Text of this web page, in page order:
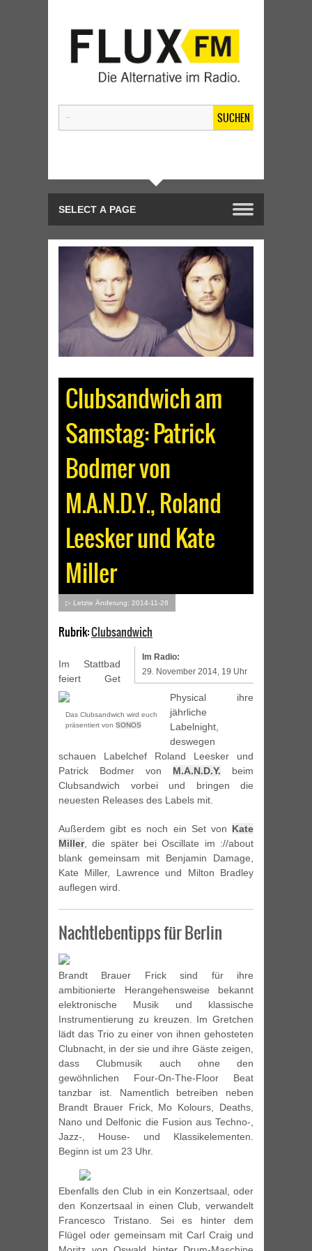
SUCHEN
Clubsandwich am
Samstag: Patrick
Bodmer von
M.A.N.D.Y., Roland
Leesker und Kate
Miller
▷ Letzte Änderung: 2014-11-28
Rubrik:Clubsandwich
Im Radio:
29. November 2014, 19 Uhr
Das Clubsandwich wird euch
präsentiert von SONOS
Im Stattbad
feiert Get
Physical ihre
jährliche
Labelnight,
deswegen
schauen Labelchef Roland Leesker und
Patrick Bodmer von M.A.N.D.Y. beim
Clubsandwich vorbei und bringen die
neuesten Releases des Labels mit.
Außerdem gibt es noch ein Set von Kate
Miller, die später bei Oscillate im ://about
blank gemeinsam mit Benjamin Damage,
Kate Miller, Lawrence und Milton Bradley
auflegen wird.
Nachtlebentipps für Berlin
Brandt Brauer Frick sind für ihre
ambitionierte Herangehensweise bekannt
elektronische Musik und klassische
Instrumentierung zu kreuzen. Im Gretchen
lädt das Trio zu einer von ihnen gehosteten
Clubnacht, in der sie und ihre Gäste zeigen,
dass Clubmusik auch ohne den
gewöhnlichen Four-On-The-Floor Beat
tanzbar ist. Namentlich betreiben neben
Brandt Brauer Frick, Mo Kolours, Deaths,
Nano und Delfonic die Fusion aus Techno-,
Jazz-, House- und Klassikelementen.
Beginn ist um 23 Uhr.
Ebenfalls den Club in ein Konzertsaal, oder
den Konzertsaal in einen Club, verwandelt
Francesco Tristano. Sei es hinter dem
Flügel oder gemeinsam mit Carl Craig und